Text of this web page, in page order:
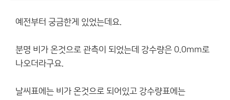
예전부터 궁금한게 있었는데요.
분명 비가 온것으로 관측이 되었는데 강수량은 0.0mm로
나오더라구요.
날씨표에는 비가 온것으로 되어있고 강수량표에는